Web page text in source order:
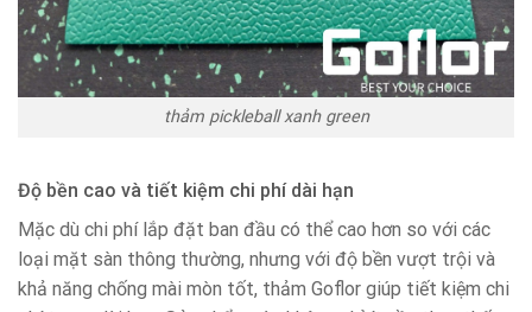
thảm pickleball xanh green
Độ bền cao và tiết kiệm chi phí dài hạn
Mặc dù chi phí lắp đặt ban đầu có thể cao hơn so với các
loại mặt sàn thông thường, nhưng với độ bền vượt trội và
khả năng chống mài mòn tốt, thảm Goflor giúp tiết kiệm chi